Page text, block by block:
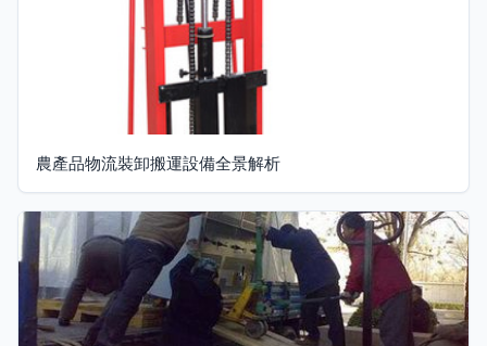
農產品物流裝卸搬運設備全景解析